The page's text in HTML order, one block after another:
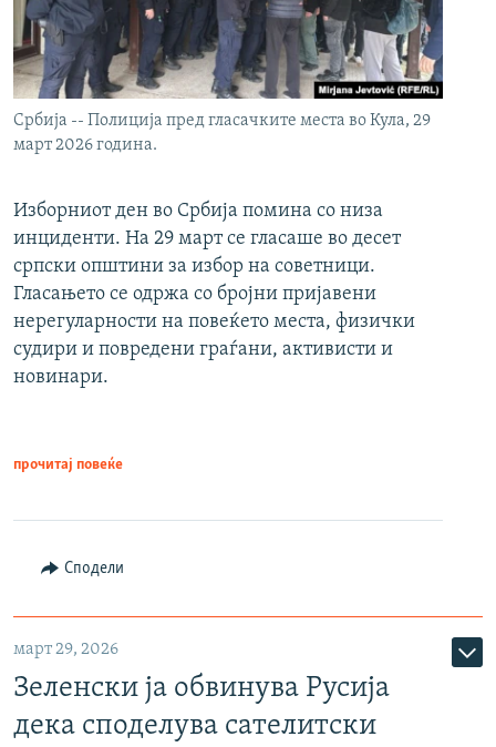
Србија -- Полиција пред гласачките места во Кула, 29
март 2026 година.
Изборниот ден во Србија помина со низа
инциденти. На 29 март се гласаше во десет
српски општини за избор на советници.
Гласањето се одржа со бројни пријавени
нерегуларности на повеќето места, физички
судири и повредени граѓани, активисти и
новинари.
прочитај повеќе
Сподели
март 29, 2026
Зеленски ја обвинува Русија
дека споделува сателитски